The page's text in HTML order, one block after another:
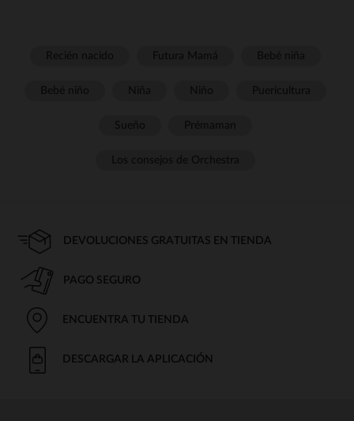
DEVOLUCIONES GRATUITAS EN TIENDA
PAGO SEGURO
ENCUENTRA TU TIENDA
DESCARGAR LA APLICACIÓN